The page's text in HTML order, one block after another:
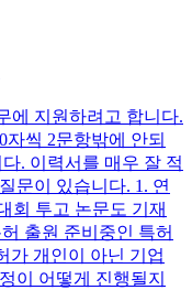
에 지원하려고 합니다.
씩 2문항밖에 안되
. 이력서를 매우 잘 적
문이 있습니다. 1. 연
회 투고 논문도 기재
출원 준비중인 특허
가 개인이 아닌 기업
이 어떻게 진행될지